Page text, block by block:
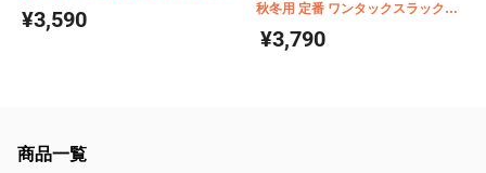
(裏付) 86606
¥3,590
秋冬用 定番 ワンタックスラックス
1119
¥3,790
商品一覧